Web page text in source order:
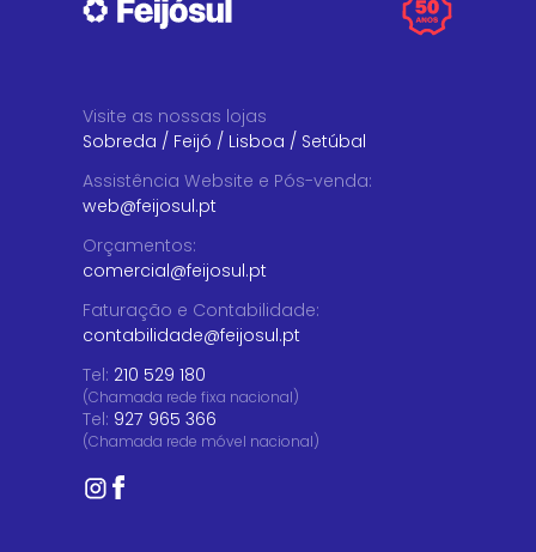
Visite as nossas lojas
Sobreda / Feijó / Lisboa / Setúbal
Assistência Website e Pós-venda:
web@feijosul.pt
Orçamentos:
comercial@feijosul.pt
Faturação e Contabilidade:
contabilidade@feijosul.pt
Tel: 210 529 180
(Chamada rede fixa nacional)
Tel: 927 965 366
(Chamada rede móvel nacional)